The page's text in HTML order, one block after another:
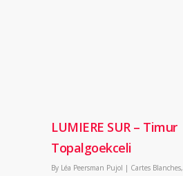
LUMIERE SUR – Timur
Topalgoekceli
By Léa Peersman Pujol | Cartes Blanches,